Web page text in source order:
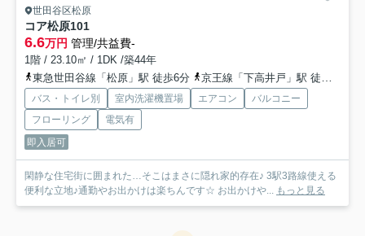
世田谷区松原
コア松原101
6.6万円 管理/共益費-
1階 / 23.10㎡ / 1DK /築44年
東急世田谷線「松原」駅 徒歩6分
京王線「下高井戸」駅 徒歩11分
バス・トイレ別 室内洗濯機置場 エアコン
バルコニー
フローリング
電気有
即入居可
閑静な住宅街に囲まれた…そこはまさに隠れ家的存在♪ 3駅3路線使える
便利な立地♪通勤やお出かけは楽ちんです☆ お出かけや... もっと見る